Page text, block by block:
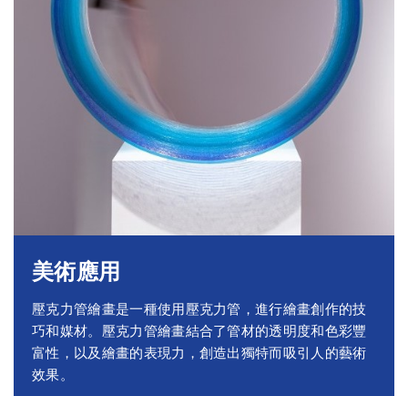
美術應用
壓克力管繪畫是一種使用壓克力管，進行繪畫創作的技
巧和媒材。壓克力管繪畫結合了管材的透明度和色彩豐
富性，以及繪畫的表現力，創造出獨特而吸引人的藝術
效果。